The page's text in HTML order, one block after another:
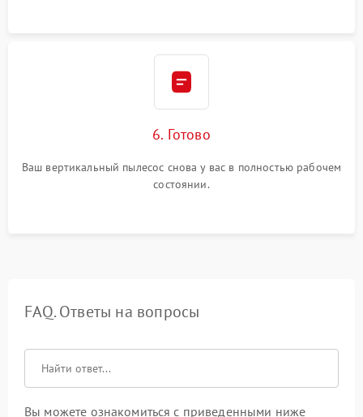
6. Готово
Ваш вертикальный пылесос снова у вас в полностью рабочем
состоянии.
FAQ. Ответы на вопросы
Вы можете ознакомиться с приведенными ниже